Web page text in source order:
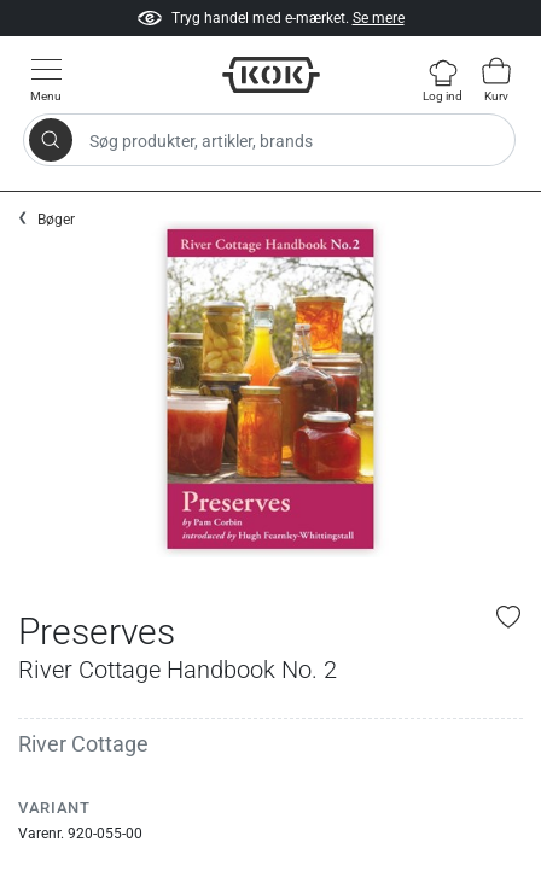
Tryg handel med e-mærket. Se mere
Menu
Søg produkter, artikler, brands
Log ind Kurv
Bøger
Preserves
River Cottage Handbook No. 2
River Cottage
VARIANT
Varenr. 920-055-00